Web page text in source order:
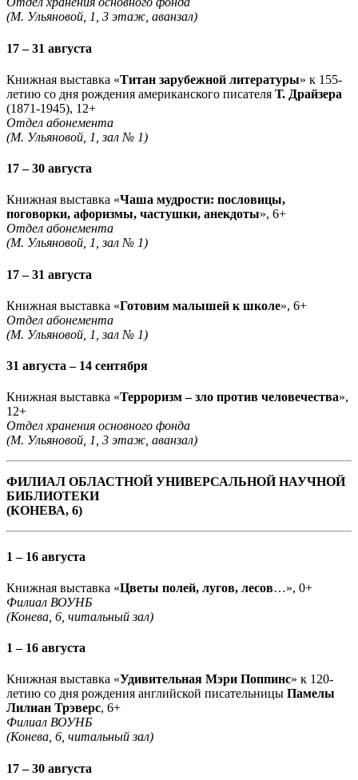
(М. Ульяновой, 1, 3 этаж, аванзал)
17 – 31 августа
Книжная выставка «Титан зарубежной литературы» к 155-
летию со дня рождения американского писателя Т. Драйзера
(1871-1945), 12+
Отдел абонемента
(М. Ульяновой, 1, зал № 1)
17 – 30 августа
Книжная выставка «Чаша мудрости: пословицы,
поговорки, афоризмы, частушки, анекдоты», 6+
Отдел абонемента
(М. Ульяновой, 1, зал № 1)
17 – 31 августа
Книжная выставка «Готовим малышей к школе», 6+
Отдел абонемента
(М. Ульяновой, 1, зал № 1)
31 августа – 14 сентября
Книжная выставка «Терроризм – зло против человечества»,
12+
Отдел хранения основного фонда
(М. Ульяновой, 1, 3 этаж, аванзал)
ФИЛИАЛ ОБЛАСТНОЙ УНИВЕРСАЛЬНОЙ НАУЧНОЙ
БИБЛИОТЕКИ
(КОНЕВА, 6)
1 – 16 августа
Книжная выставка «Цветы полей, лугов, лесов…», 0+
Филиал ВОУНБ
(Конева, 6, читальный зал)
1 – 16 августа
Книжная выставка «Удивительная Мэри Поппинс» к 120-
летию со дня рождения английской писательницы Памелы
Лилиан Трэверс, 6+
Филиал ВОУНБ
(Конева, 6, читальный зал)
17 – 30 августа